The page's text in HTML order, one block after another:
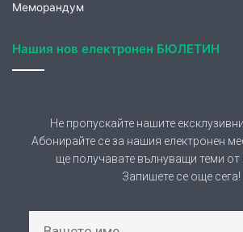
Меморандум
Нашия нов електронен БЮЛЕТИН
Не пропускайте нашите
Абонирайте се за нашия електронен
ще получавате вълнуващи теми от
Запишете се още сега!